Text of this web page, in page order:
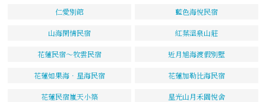
仁愛別館 藍色海悅民宿
山海閑情民宿 紅葉溫泉山莊
花蓮民宿～牧雲民宿 近月旭海渡假別墅
花蓮如果海．星海民宿 花蓮加勒比海民宿
花蓮民宿嵐天小築 星光山月禾園悅舍